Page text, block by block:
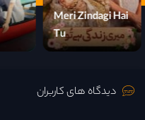
قسمت 28
Meri Zindagi Hai
Tu
دیدگاه های کاربران